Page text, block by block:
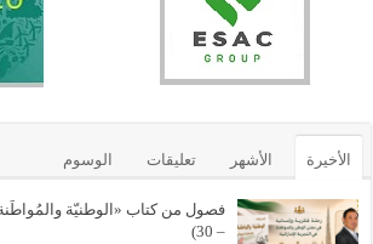
الأخيرة الأشهر تعليقات الوسوم
– 30)